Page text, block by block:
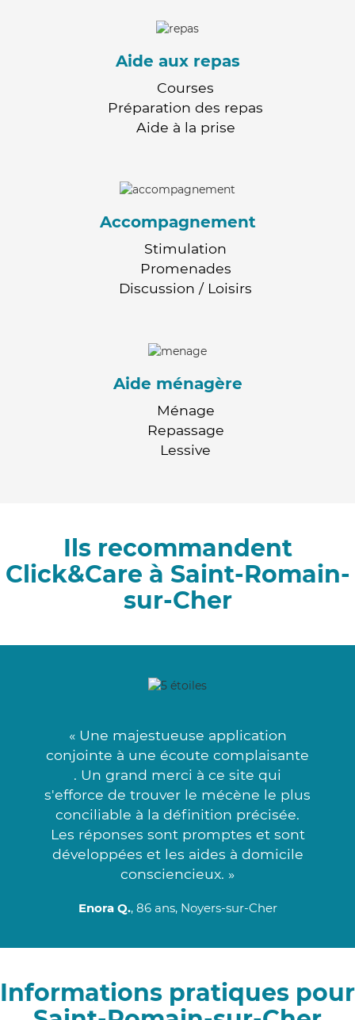
Aide aux repas
Courses
Préparation des repas
Aide à la prise
Accompagnement
Stimulation
Promenades
Discussion / Loisirs
Aide ménagère
Ménage
Repassage
Lessive
Ils recommandent
Click&Care à Saint-Romain-
sur-Cher
« Une majestueuse application
conjointe à une écoute complaisante
. Un grand merci à ce site qui
s'efforce de trouver le mécène le plus
conciliable à la définition précisée.
Les réponses sont promptes et sont
développées et les aides à domicile
consciencieux. »
Enora Q., 86 ans, Noyers-sur-Cher
Informations pratiques pour